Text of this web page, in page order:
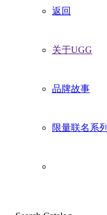
返回
关于UGG
品牌故事
限量联名系列